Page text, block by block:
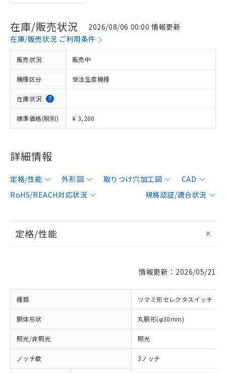
在庫/販売状況
2026/08/06 00:00 情報更新
在庫/販売状況 ご利用条件
販売状況 販売中
機種区分 受注生産機種
在庫状況
標準価格(税別) ¥ 3,200
詳細情報
定格/性能 外形図 取りつけ穴加工図
CAD
RoHS/REACH対応状況
規格認証/適合状況
定格/性能
情報更新：2026/05/21
種類 ツマミ形セレクタスイッチ
胴体形状 丸胴形(φ30mm)
照光/非照光 照光
ノッチ数 3ノッチ